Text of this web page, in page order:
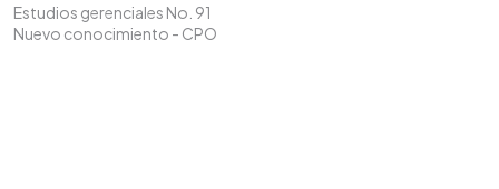
Estudios gerenciales No. 91
Nuevo conocimiento - CPO